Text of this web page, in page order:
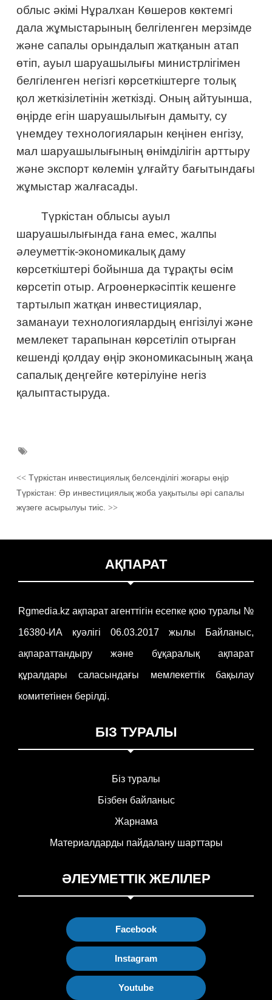
облыс әкімі Нұралхан Көшеров көктемгі
дала жұмыстарының белгіленген мерзімде
және сапалы орындалып жатқанын атап
өтіп, ауыл шаруашылығы министрлігімен
белгіленген негізгі көрсеткіштерге толық
қол жеткізілетінін жеткізді. Оның айтуынша,
өңірде егін шаруашылығын дамыту, су
үнемдеу технологияларын кеңінен енгізу,
мал шаруашылығының өнімділігін арттыру
және экспорт көлемін ұлғайту бағытындағы
жұмыстар жалғасады.
Түркістан облысы ауыл
шаруашылығында ғана емес, жалпы
әлеуметтік-экономикалық даму
көрсеткіштері бойынша да тұрақты өсім
көрсетіп отыр. Агроөнеркәсіптік кешенге
тартылып жатқан инвестициялар,
заманауи технологиялардың енгізілуі және
мемлекет тарапынан көрсетіліп отырған
кешенді қолдау өңір экономикасының жаңа
сапалық деңгейге көтерілуіне негіз
қалыптастыруда.
<<Түркістан инвестициялық белсенділігі жоғары өңір
Түркістан: Әр инвестициялық жоба уақытылы әрі сапалы
жүзеге асырылуы тиіс. >>
АҚПАРАТ
Rgmedia.kz ақпарат агенттігін есепке қою туралы №
16380-ИА куәлігі 06.03.2017 жылы Байланыс,
ақпараттандыру және бұқаралық ақпарат
құралдары саласындағы мемлекеттік бақылау
комитетінен берілді.
БІЗ ТУРАЛЫ
Біз туралы
Бізбен байланыс
Жарнама
Материалдарды пайдалану шарттары
ӘЛЕУМЕТТІК ЖЕЛІЛЕР
Facebook
Instagram
Youtube